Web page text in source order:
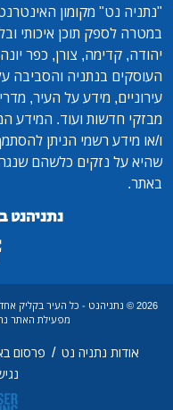
"נתניה נט" מקומון
במטרה לספק תוכן איכותי
יהודה, קדימה, צורן, כפר
העוסקים בנתניה והסביבה
עירוניים, מידע על העיר,
מבזקי חדשות ועוד. המידע
ו/או מידע רשמי הניתן
שהיא על נזקים כלשהם
באתר.
נתניהנט
2026 © נתניהנט - כל העיר
מפעילת האתר
אודות נתניה נט / פרסום